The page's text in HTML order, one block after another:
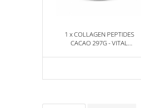
1 x COLLAGEN PEPTIDES
CACAO 297G - VITAL